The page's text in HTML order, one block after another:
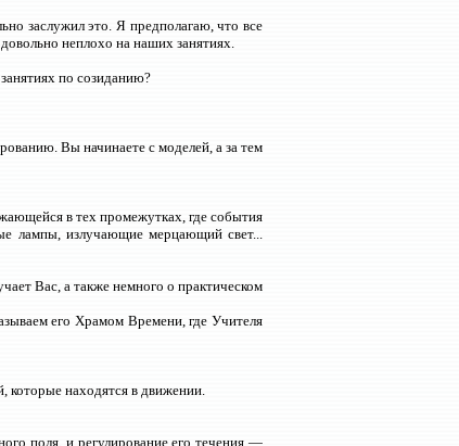
заслужил это. Я предполагаю, что все
неплохо на наших занятиях.
по созиданию?
Вы начинаете с моделей, а за тем
в тех промежутках, где события
лампы, излучающие мерцающий свет...
Вас, а также немного о практическом
его Храмом Времени, где Учителя
находятся в движении.
поля, и регулирование его течения —